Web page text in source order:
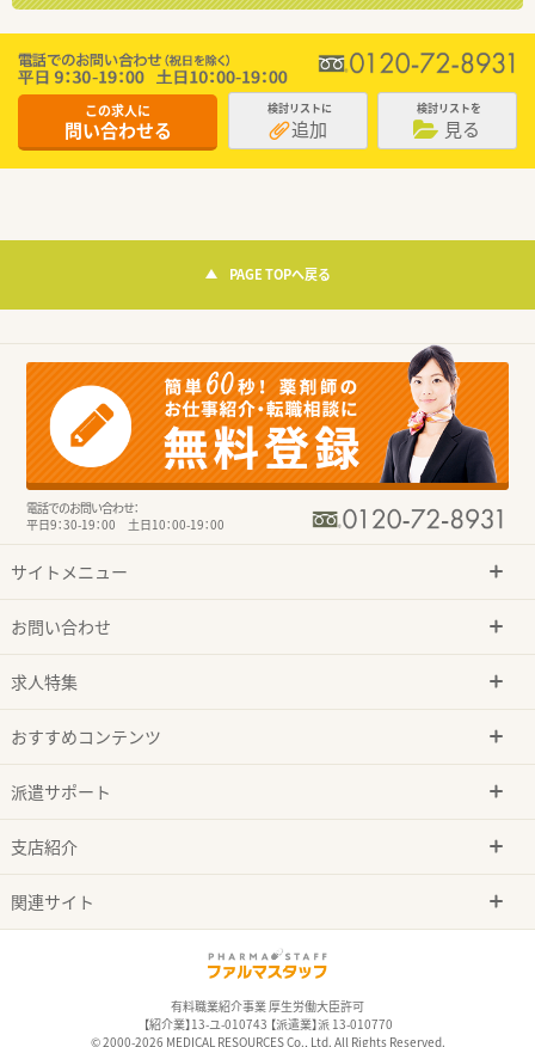
この求人に
問い合わせる
検討リストに
追加
検討リストを
見る
PAGE TOPへ戻る
電話でのお問い合わせ：
平日9：30-19：00 土日10：00-19：00
サイトメニュー
お問い合わせ
求人特集
おすすめコンテンツ
派遣サポート
支店紹介
関連サイト
有料職業紹介事業 厚生労働大臣許可
【紹介業】13-ユ-010743 【派遣業】派 13-010770
© 2000-2026 MEDICAL RESOURCES Co., Ltd. All Rights Reserved.